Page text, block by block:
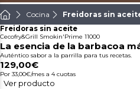
Cocina Freidoras sin
Freidoras sin aceite
Cecofry&Grill Smokin'Prime 11000
La esencia de la barbacoa
Auténtico sabor a la parrilla para tus recetas.
129,00€
Por 33,00€/mes a 4 cuotas
Ver producto